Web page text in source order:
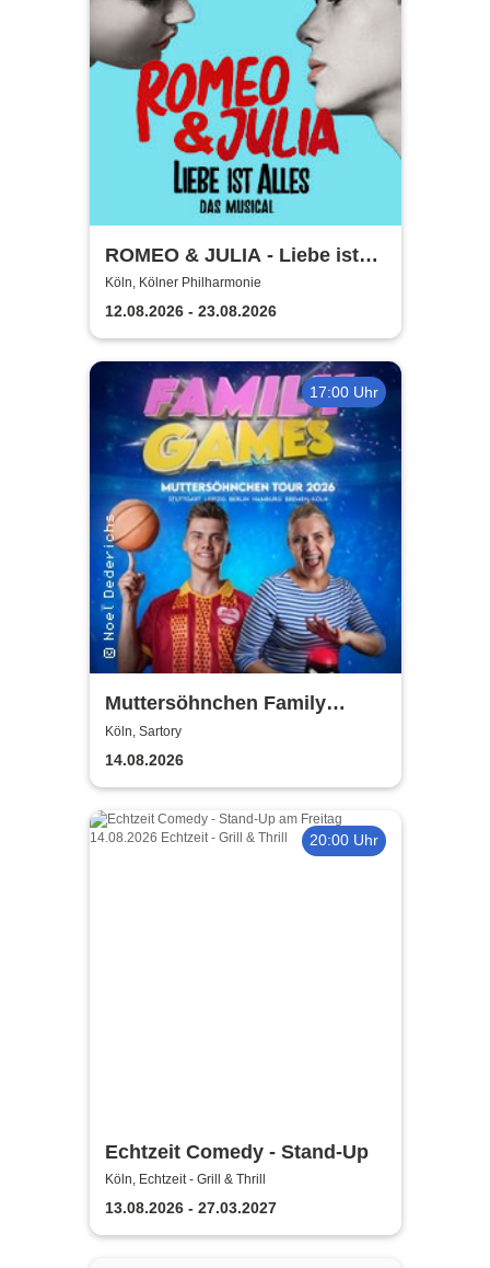
ROMEO & JULIA - Liebe ist
alles - Die Tour
Köln, Kölner Philharmonie
12.08.2026 - 23.08.2026
17:00 Uhr
Muttersöhnchen Family
Games 2026
Köln, Sartory
14.08.2026
20:00 Uhr
Echtzeit Comedy - Stand-Up
Köln, Echtzeit - Grill & Thrill
13.08.2026 - 27.03.2027